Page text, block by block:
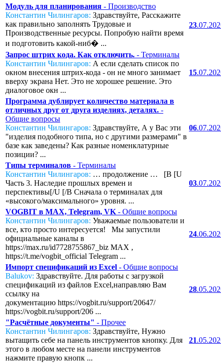
Модуль для планирования - Производство
Константин Чилингаров: Здравствуйте, Расскажите
как правильно заполнять Трудовые и
Производственные ресурсы. Попробую найти время
и подготовить какой-ниб� ...
23
Запрос штрих кода. Как отключить. - Терминалы
Константин Чилингаров: А если сделать список по
окном внесения штрих-кода - он не много занимает
вверху экрана Нет. Это не хорошее решение. Это
диалоговое окн ...
15
Программа дублирует количество материала в
отличных друг от друга изделиях, деталях. -
Общие вопросы
Константин Чилингаров: Здравствуйте, А у Вас эти
"изделия подобного типа, но с другими размерами" в
базе как заведены? Как разные номенклатурные
позиции? ...
06
Типы терминалов - Терминалы
Константин Чилингаров: … продолжение … [B [U
Часть 3. Наследие прошлых времен и
перспективы[/U [/B Сначала о терминалах для
«высокого/максимального» уровня. ...
03
VOGBIT в MAX, Telegram, VK - Общие вопросы
Константин Чилингаров: Уважаемые пользователи и
все, кто просто интересуется! Мы запустили
официальные каналы в
https://max.ru/id7728755867_biz MAX ,
https://t.me/vogbit_official Telegram ...
24
Импорт спецификаций из Excel - Общие вопросы
Balukov: Здравствуйте. Для работы с загрузкой
спецификаций из файлов Excel,направляю Вам
ссылку на
документацию https://vogbit.ru/support/20647/
https://vogbit.ru/support/206 ...
28
"Расчётные документы" - Прочее
Константин Чилингаров: Здравствуйте, Нужно
вытащить себе на панель инструментов кнопку. Для
этого в любом месте на панели инструментов
нажмите правую кнопк ...
21